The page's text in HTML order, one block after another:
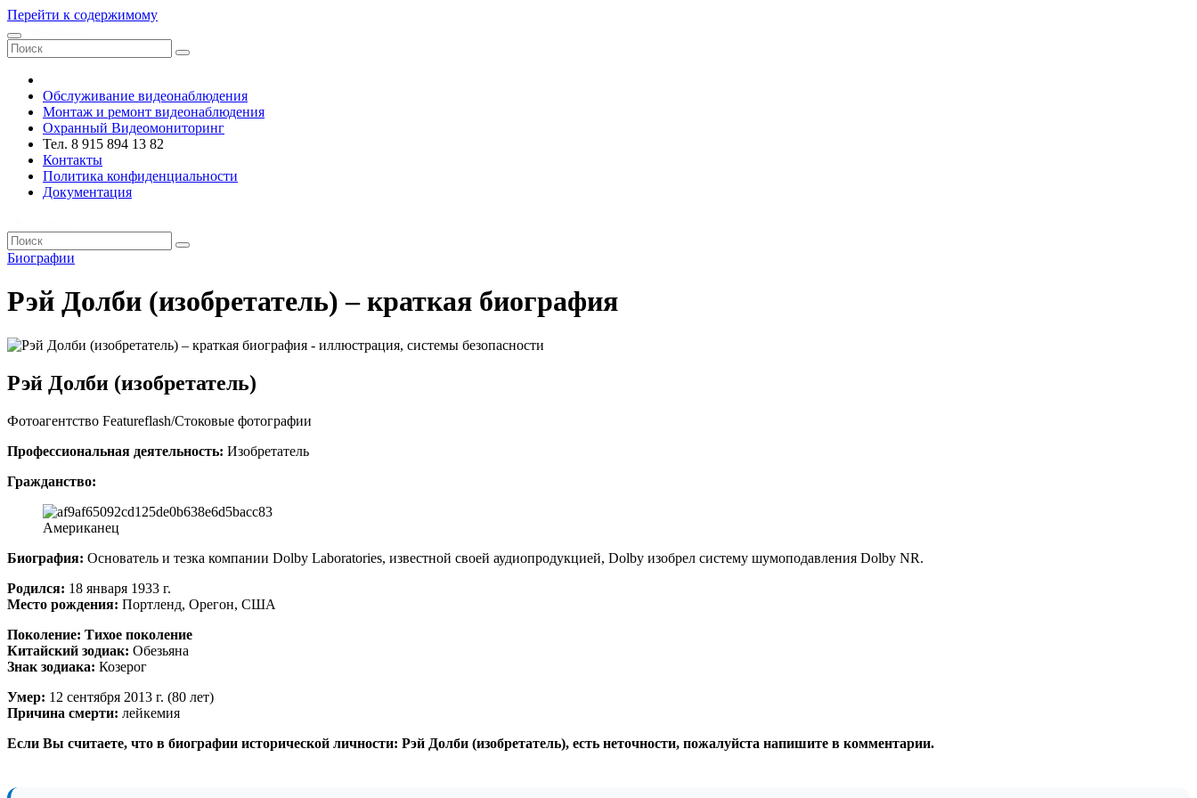
Перейти к содержимому
Обслуживание видеонаблюдения
Монтаж и ремонт видеонаблюдения
Охранный Видеомониторинг
Тел. 8 915 894 13 82
Контакты
Политика конфиденциальности
Документация
Биографии
Рэй Долби (изобретатель) – краткая биография
Рэй Долби (изобретатель)
Фотоагентство Featureflash/Стоковые фотографии
Профессиональная деятельность: Изобретатель
Гражданство:
Американец
Биография: Основатель и тезка компании Dolby Laboratories, известной своей аудиопродукцией, Dolby изобрел систему шумоподавления Dolby NR.
Родился: 18 января 1933 г.
Место рождения: Портленд, Орегон, США
Поколение: Тихое поколение
Китайский зодиак: Обезьяна
Знак зодиака: Козерог
Умер: 12 сентября 2013 г. (80 лет)
Причина смерти: лейкемия
Если Вы считаете, что в биографии исторической личности: Рэй Долби (изобретатель), есть неточности, пожалуйста напишите в комментарии.